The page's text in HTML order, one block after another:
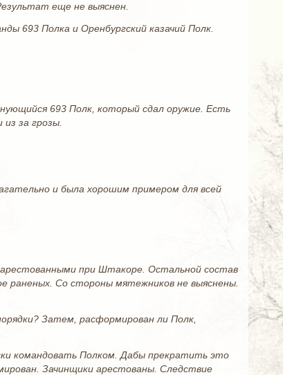
еще не выяснен.
693 Полка и Оренбургский казачий Полк.
693 Полк, который сдал оружие. Есть
за грозы.
и была хорошим примером для всей
арестованными при Штакоре. Остальной состав
раненых. Со стороны мятежников не выяснены.
Затем, расформирован ли Полк,
командовать Полком. Дабы прекратить это
Зачинщики арестованы. Следствие